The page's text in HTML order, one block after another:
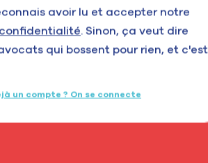
avoir lu et accepter notre
. Sinon, ça veut dire
qui bossent pour rien, et c'est
un compte ? On se connecte